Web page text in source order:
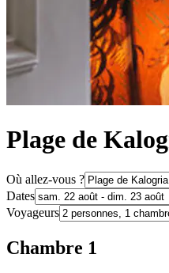
Plage de
Où allez-vous ?
Dates
Voyageurs
Chambre 1